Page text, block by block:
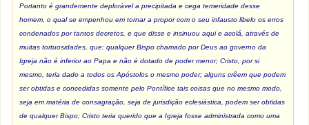
Portanto é grandemente deplorável a precipitada e cega temeridade desse
homem, o qual se empenhou em tornar a propor com o seu infausto libelo os erros
condenados por tantos decretos, e que disse e insinuou aqui e acolá, através de
muitas tortuosidades, que: qualquer Bispo chamado por Deus ao governo da
Igreja não é inferior ao Papa e não é dotado de poder menor; Cristo, por si
mesmo, teria dado a todos os Apóstolos o mesmo poder; alguns crêem que podem
ser obtidas e concedidas somente pelo Pontífice tais coisas que no mesmo modo,
seja em matéria de consagração, seja de jurisdição eclesiástica, podem ser obtidas
de qualquer Bispo; Cristo teria querido que a Igreja fosse administrada como uma